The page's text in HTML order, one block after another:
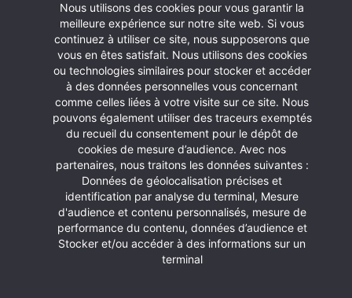
Nous utilisons des cookies pour vous garantir la
meilleure expérience sur notre site web. Si vous
continuez à utiliser ce site, nous supposerons que
vous en êtes satisfait. Nous utilisons des cookies
ou technologies similaires pour stocker et accéder
à des données personnelles vous concernant
comme celles liées à votre visite sur ce site. Nous
pouvons également utiliser des traceurs exemptés
du recueil du consentement pour le dépôt de
cookies de mesure d’audience. Avec nos
partenaires, nous traitons les données suivantes :
Données de géolocalisation précises et
identification par analyse du terminal, Mesure
d'audience et contenu personnalisés, mesure de
performance du contenu, données d’audience et
Stocker et/ou accéder à des informations sur un
terminal